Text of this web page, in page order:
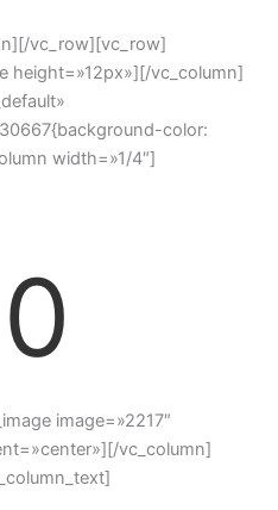
vc_row][vc_row]
height=»12px»][/vc_column]
color:
width=»1/4″]
image=»2217″
vc_column]